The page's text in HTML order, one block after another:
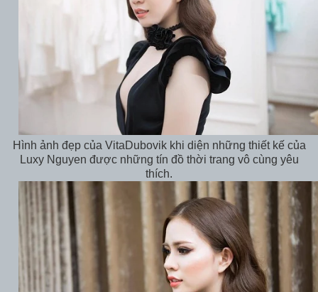
Hình ảnh đẹp của VitaDubovik khi diện những thiết kế của
Luxy Nguyen được những tín đồ thời trang vô cùng yêu
thích.